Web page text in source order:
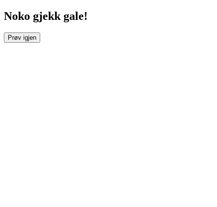
Noko gjekk gale!
Prøv igjen